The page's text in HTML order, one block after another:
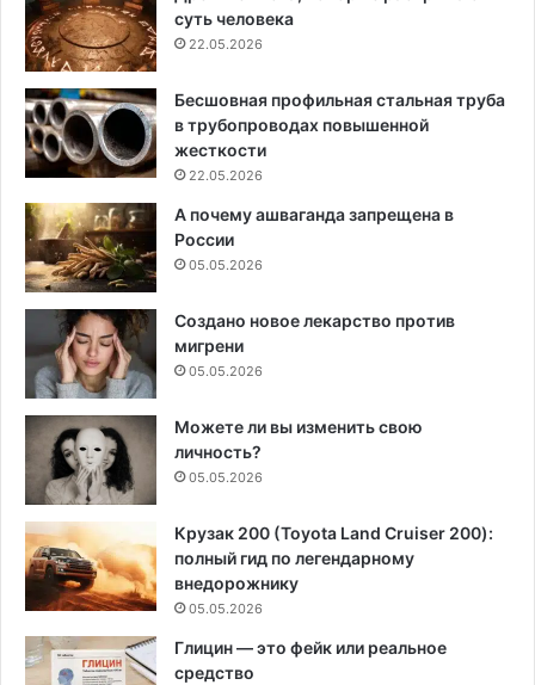
суть человека
22.05.2026
Бесшовная профильная стальная труба
в трубопроводах повышенной
жесткости
22.05.2026
А почему ашваганда запрещена в
России
05.05.2026
Создано новое лекарство против
мигрени
05.05.2026
Можете ли вы изменить свою
личность?
05.05.2026
Крузак 200 (Toyota Land Cruiser 200):
полный гид по легендарному
внедорожнику
05.05.2026
Глицин — это фейк или реальное
средство